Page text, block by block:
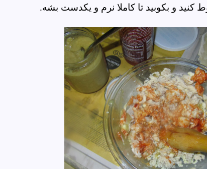
کنید و بکوبید تا کاملا نرم و یکدست بشه.